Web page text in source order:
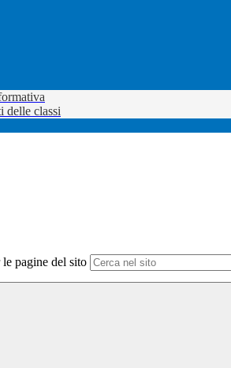
delle classi
pagine del sito